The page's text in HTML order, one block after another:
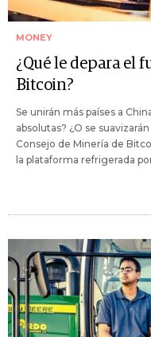
MONEY
¿Qué le depara el
Bitcoin?
Se unirán más países a
absolutas? ¿O se
Consejo de Minería de
la plataforma refrigerada